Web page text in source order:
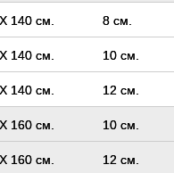
140 см. 8 см.
140 см. 10 см.
140 см. 12 см.
160 см. 10 см.
160 см. 12 см.